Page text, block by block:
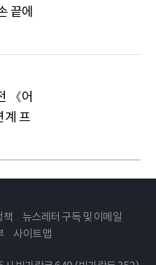
끝에
《어
계 프
책
뉴스레터 구독 및 이메일
사이트맵